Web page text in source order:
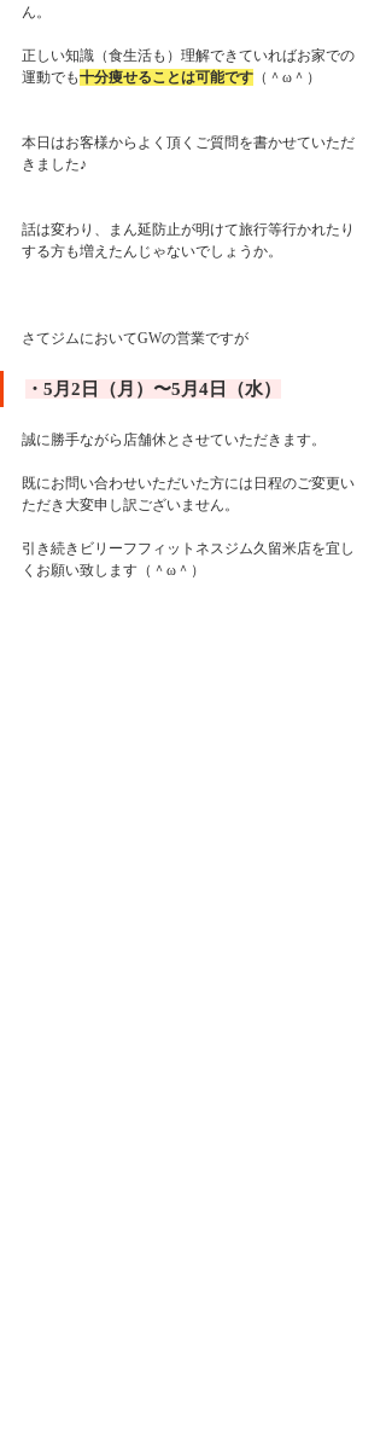
ん。
正しい知識（食生活も）理解できていればお家での
運動でも十分痩せることは可能です （＾ω＾）
本日はお客様からよく頂くご質問を書かせていただ
きました♪
話は変わり、まん延防止が明けて旅行等行かれたり
する方も増えたんじゃないでしょうか。
さてジムにおいてGWの営業ですが
・5月2日（月）〜5月4日（水）
誠に勝手ながら店舗休とさせていただきます。
既にお問い合わせいただいた方には日程のご変更い
ただき大変申し訳ございません。
引き続きビリーフフィットネスジム久留米店を宜し
くお願い致します（＾ω＾）